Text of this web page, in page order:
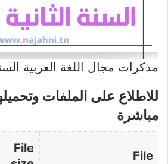
مذكرات مجال اللغة العربية
للاطلاع على الملفات
مباشرة
File
File